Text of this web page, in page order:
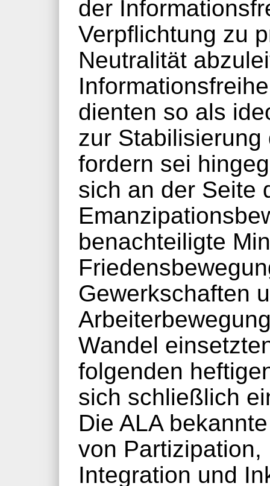
der
Verpflichtung zu
Neutralität
dienten so als
zur
fordern sei
sich an der Seite
benachteiligte
Gewerkschaften
Wandel
folgenden
sich schließlich
Die ALA
von Partizipation,
Integration und